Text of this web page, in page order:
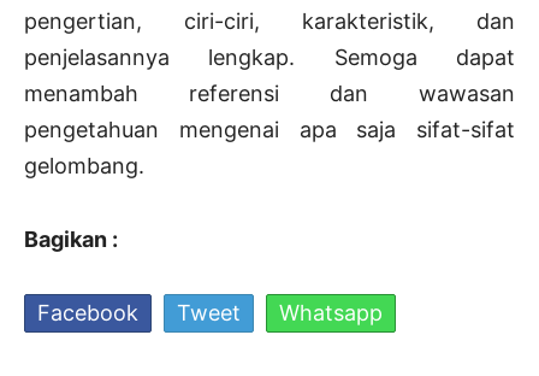
pengertian, ciri-ciri, karakteristik, dan
penjelasannya lengkap. Semoga dapat
menambah referensi dan wawasan
pengetahuan mengenai apa saja sifat-sifat
gelombang.
Bagikan :
Facebook Tweet Whatsapp